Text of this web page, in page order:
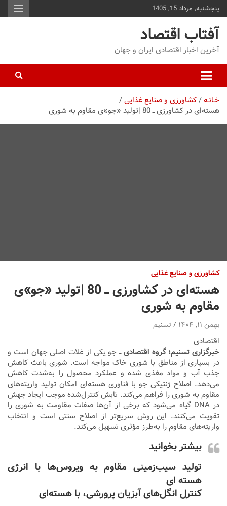
پنجشنبه, مرداد 15, 1405
آفتاب اقتصاد
آخرین اخبار اقتصادی ایران و جهان
خـانـه کشاورزی و صنایع غذایی
هسته‌ای در کشاورزی ــ 80 |تولید «جو»ی مقاوم به شوری
کشاورزی و صنایع غذایی
هسته‌ای در کشاورزی ــ 80 |تولید «جو»ی
مقاوم به شوری
بهمن ۱۱, ۱۴۰۴ تسنیم
اقتصادی
خبرگزاری تسنیم؛ گروه اقتصادی ــجو یکی از غلات اصلی جهان است و
در بسیاری از مناطق با شوری خاک مواجه است. شوری باعث کاهش
جذب آب و مواد مغذی شده و عملکرد محصول را به‌شدت کاهش
می‌دهد. اصلاح ژنتیکی جو با فناوری هسته‌ای امکان تولید واریته‌های
مقاوم به شوری را فراهم می‌کند. تابش کنترل‌شده موجب ایجاد جهش
در DNA گیاه می‌شود که برخی از آن‌ها صفات مقاومت به شوری را
تقویت می‌کنند. این روش سریع‌تر از اصلاح سنتی است و انتخاب
واریته‌های مقاوم را به‌طرز مؤثری تسهیل می‌کند.
بیشتر بخوانید
تولید سیب‌زمینی مقاوم به ویروس‌ها با انرژی
هسته ای
کنترل انگل‌های آبزیان پرورشی، با هسته‌ای